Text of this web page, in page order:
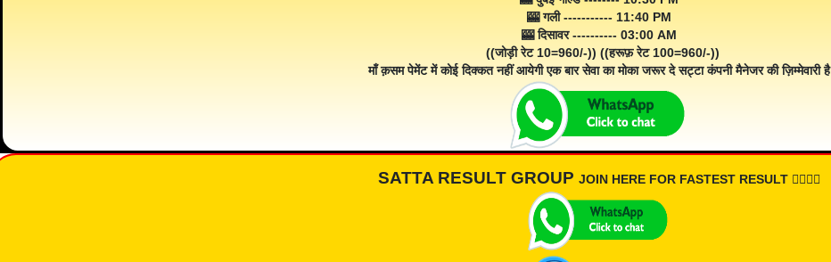
🎰 गली ----------- 11:40 PM
🎰 दिसावर ---------- 03:00 AM
((जोड़ी रेट 10=960/-)) ((हरूफ़ रेट 100=960/-))
माँ क़सम पेमेंट में कोई दिक्कत नहीं आयेगी एक बार सेवा का मोका जरूर दे सट्टा कंपनी मैनेजर की ज़िम्मेवारी है
SATTA RESULT GROUP JOIN HERE FOR FASTEST RESULT 👇🏾👇🏾